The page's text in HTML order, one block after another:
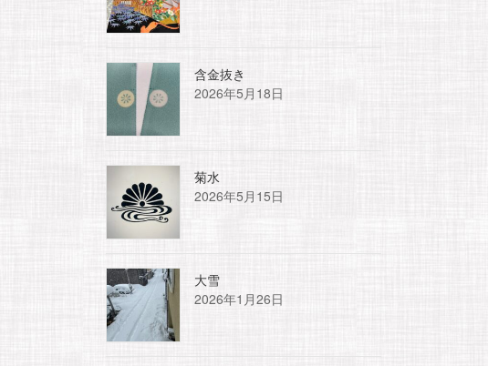
含金抜き
2026年5月18日
菊水
2026年5月15日
大雪
2026年1月26日